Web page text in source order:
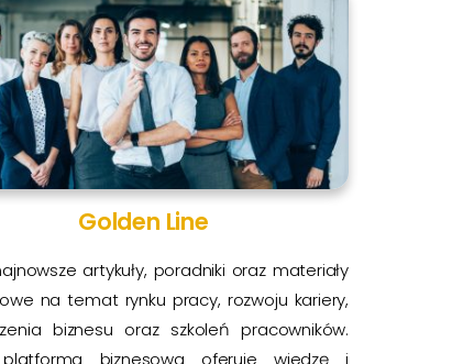
Golden Line
artykuły, poradniki oraz materiały
na temat rynku pracy, rozwoju kariery,
biznesu oraz szkoleń pracowników.
biznesowa oferuje wiedzę i